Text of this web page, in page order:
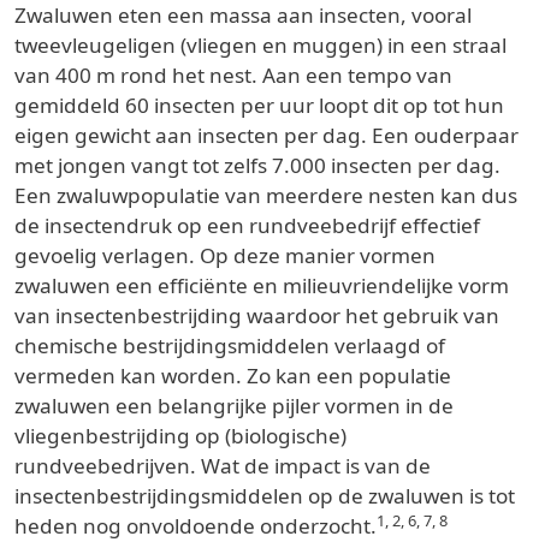
Zwaluwen eten een massa aan insecten, vooral
tweevleugeligen (vliegen en muggen) in een straal
van 400 m rond het nest. Aan een tempo van
gemiddeld 60 insecten per uur loopt dit op tot hun
eigen gewicht aan insecten per dag. Een ouderpaar
met jongen vangt tot zelfs 7.000 insecten per dag.
Een zwaluwpopulatie van meerdere nesten kan dus
de insectendruk op een rundveebedrijf effectief
gevoelig verlagen. Op deze manier vormen
zwaluwen een efficiënte en milieuvriendelijke vorm
van insectenbestrijding waardoor het gebruik van
chemische bestrijdingsmiddelen verlaagd of
vermeden kan worden. Zo kan een populatie
zwaluwen een belangrijke pijler vormen in de
vliegenbestrijding op (biologische)
rundveebedrijven. Wat de impact is van de
insectenbestrijdingsmiddelen op de zwaluwen is tot
heden nog onvoldoende onderzocht.1, 2, 6, 7, 8